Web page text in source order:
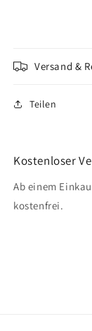
Versand &
Teilen
Kostenloser
Ab einem
kostenfrei.